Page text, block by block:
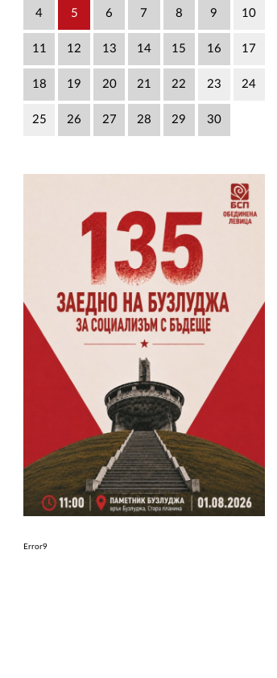
4 5 6 7 8 9 10
11 12 13 14 15 16 17
18 19 20 21 22 23 24
25 26 27 28 29 30
Error9